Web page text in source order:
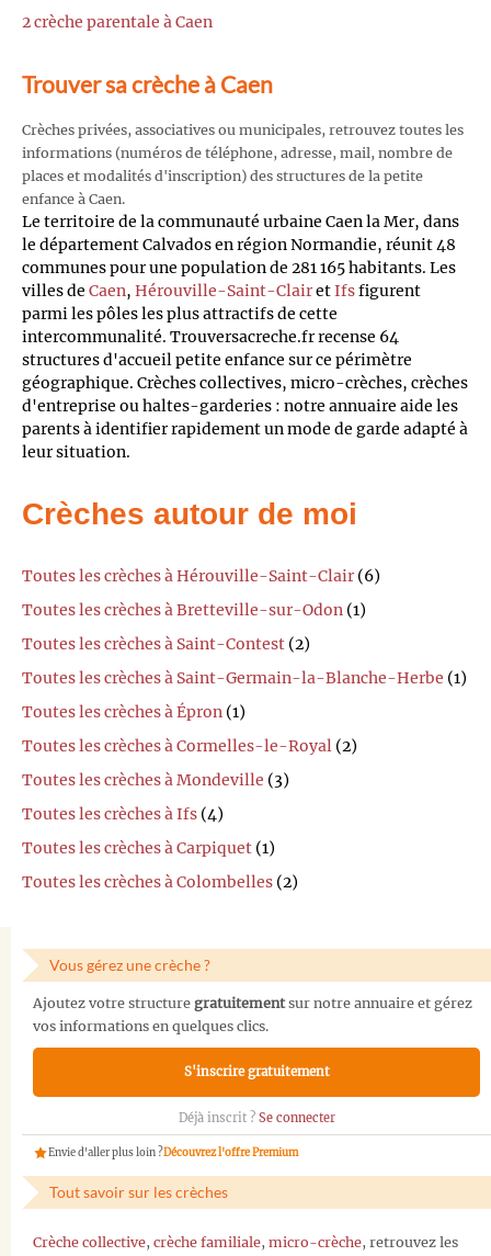
2 crèche parentale à Caen
Trouver sa crèche à Caen
Crèches privées, associatives ou municipales, retrouvez toutes les
informations (numéros de téléphone, adresse, mail, nombre de
places et modalités d'inscription) des structures de la petite
enfance à Caen.
Le territoire de la communauté urbaine Caen la Mer, dans
le département Calvados en région Normandie, réunit 48
communes pour une population de 281 165 habitants. Les
villes de Caen, Hérouville-Saint-ClairetIfsfigurent
parmi les pôles les plus attractifs de cette
intercommunalité. Trouversacreche.fr recense 64
structures d'accueil petite enfance sur ce périmètre
géographique. Crèches collectives, micro-crèches, crèches
d'entreprise ou haltes-garderies : notre annuaire aide les
parents à identifier rapidement un mode de garde adapté à
leur situation.
Crèches autour de moi
Toutes les crèches à Hérouville-Saint-Clair (6)
Toutes les crèches à Bretteville-sur-Odon (1)
Toutes les crèches à Saint-Contest (2)
Toutes les crèches à Saint-Germain-la-Blanche-Herbe (1)
Toutes les crèches à Épron (1)
Toutes les crèches à Cormelles-le-Royal (2)
Toutes les crèches à Mondeville (3)
Toutes les crèches à Ifs (4)
Toutes les crèches à Carpiquet (1)
Toutes les crèches à Colombelles (2)
Vous gérez une crèche ?
Ajoutez votre structure gratuitementsur notre annuaire et gérez
vos informations en quelques clics.
S'inscrire gratuitement
Déjà inscrit ? Se connecter
Envie d'aller plus loin ?Découvrez l'offre Premium
Tout savoir sur les crèches
Crèche collective, crèche familiale, micro-crèche, retrouvez les